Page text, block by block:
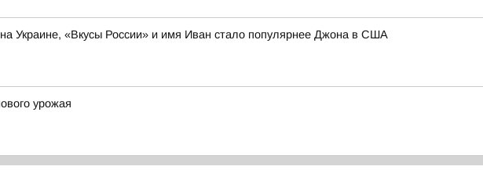
Украине, «Вкусы России» и имя Иван стало популярнее Джона в США
урожая